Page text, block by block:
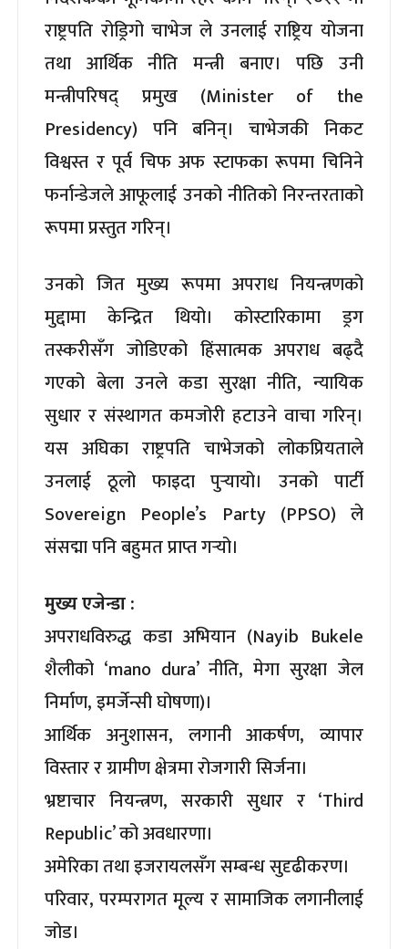
राष्ट्रपति रोड्रिगो चाभेज ले उनलाई राष्ट्रिय योजना
तथा आर्थिक नीति मन्त्री बनाए। पछि उनी
मन्त्रीपरिषद् प्रमुख (Minister of the
Presidency) पनि बनिन्। चाभेजकी निकट
विश्वस्त र पूर्व चिफ अफ स्टाफका रूपमा चिनिने
फर्नान्डेजले आफूलाई उनको नीतिको निरन्तरताको
रूपमा प्रस्तुत गरिन्।
उनको जित मुख्य रूपमा अपराध नियन्त्रणको
मुद्दामा केन्द्रित थियो। कोस्टारिकामा ड्रग
तस्करीसँग जोडिएको हिंसात्मक अपराध बढ्दै
गएको बेला उनले कडा सुरक्षा नीति, न्यायिक
सुधार र संस्थागत कमजोरी हटाउने वाचा गरिन्।
यस अघिका राष्ट्रपति चाभेजको लोकप्रियताले
उनलाई ठूलो फाइदा पुर्‍यायो। उनको पार्टी
Sovereign People’s Party (PPSO) ले
संसद्मा पनि बहुमत प्राप्त गर्‍यो।
मुख्य एजेन्डा :
अपराधविरुद्ध कडा अभियान (Nayib Bukele
शैलीको ‘mano dura’ नीति, मेगा सुरक्षा जेल
निर्माण, इमर्जेन्सी घोषणा)।
आर्थिक अनुशासन, लगानी आकर्षण, व्यापार
विस्तार र ग्रामीण क्षेत्रमा रोजगारी सिर्जना।
भ्रष्टाचार नियन्त्रण, सरकारी सुधार र ‘Third
Republic’ को अवधारणा।
अमेरिका तथा इजरायलसँग सम्बन्ध सुदृढीकरण।
परिवार, परम्परागत मूल्य र सामाजिक लगानीलाई
जोड।